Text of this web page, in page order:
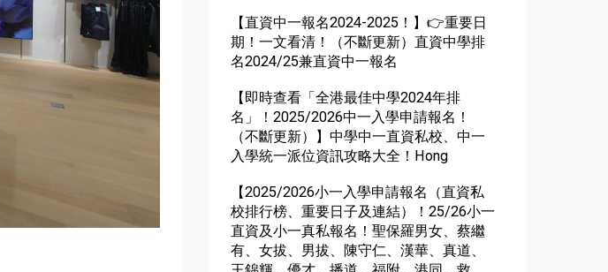
【直資中一報名2024-2025！】👉重要日
期！一文看清！（不斷更新）直資中學排
名2024/25兼直資中一報名
【即時查看「全港最佳中學2024年排
名」！2025/2026中一入學申請報名！
（不斷更新）】中學中一直資私校、中一
入學統一派位資訊攻略大全！Hong
【2025/2026小一入學申請報名（直資私
校排行榜、重要日子及連結）！25/26小一
直資及小一真私報名！聖保羅男女、蔡繼
有、女拔、男拔、陳守仁、漢華、真道、